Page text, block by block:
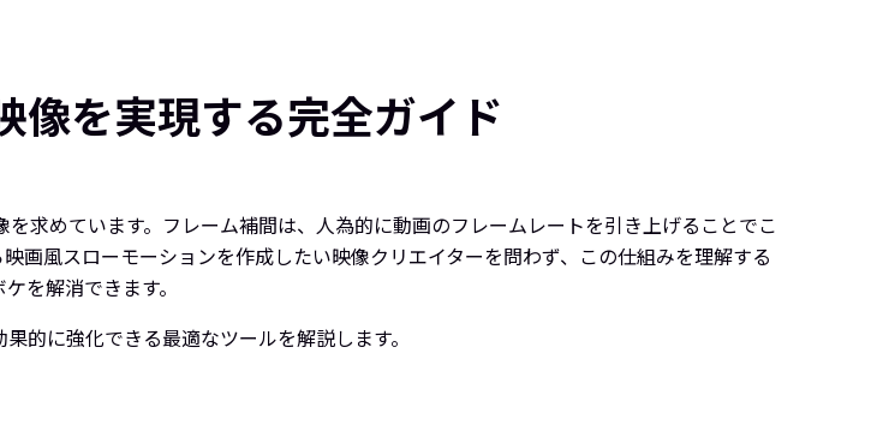
像を実現する完全ガイド
求めています。フレーム補間は、人為的に動画のフレームレートを引き上げることでこ
画風スローモーションを作成したい映像クリエイターを問わず、この仕組みを理解する
を解消できます。
的に強化できる最適なツールを解説します。